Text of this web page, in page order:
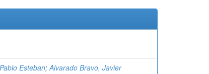
Esteban;Alvarado Bravo, Javier